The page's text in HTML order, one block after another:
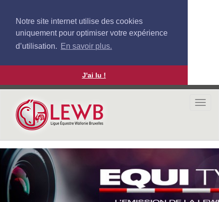
Notre site internet utilise des cookies
uniquement pour optimiser votre expérience
d’utilisation. En savoir plus.
J'ai lu !
Aller
contenu
principal